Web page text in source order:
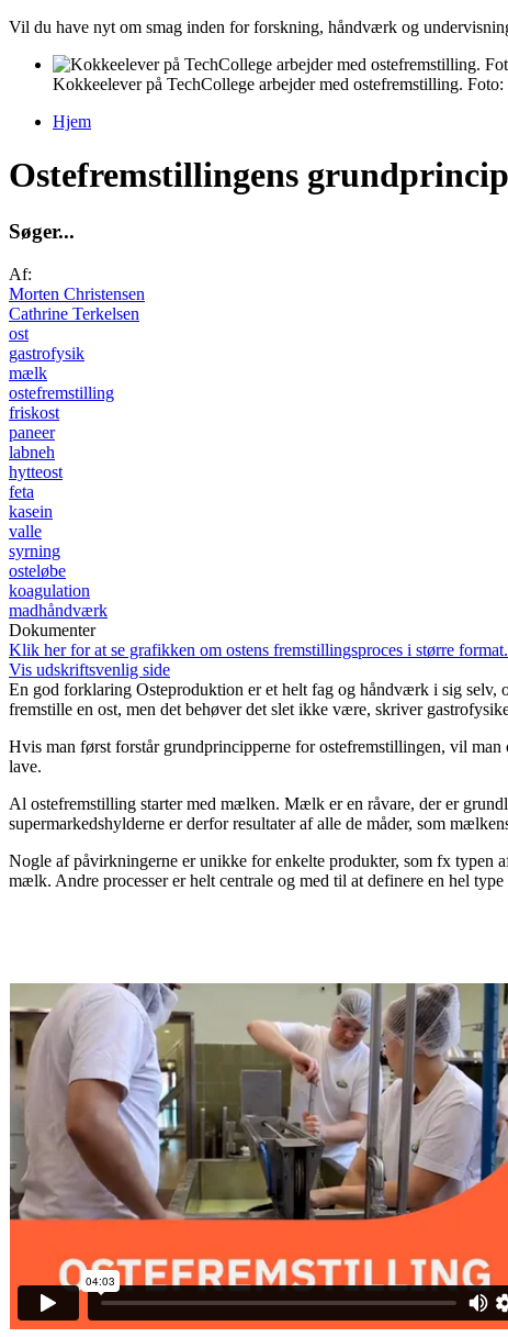
Vil du have nyt om smag inden for forskning, håndværk og
Kokkeelever på TechCollege arbejder med ostefremstilling. Foto:
Hjem
Ostefremstillingens
Søger...
Af:
Morten Christensen
Cathrine Terkelsen
ost
gastrofysik
mælk
ostefremstilling
friskost
paneer
labneh
hytteost
feta
kasein
valle
syrning
osteløbe
koagulation
madhåndværk
Dokumenter
Klik her for at se grafikken om ostens fremstillingsproces i større format.
Vis udskriftsvenlig side
En god forklaring Osteproduktion er et helt fag og håndværk i sig
fremstille en ost, men det behøver det slet ikke være, skriver
Hvis man først forstår grundprincipperne for ostefremstillingen, vil man
lave.
Al ostefremstilling starter med mælken. Mælk er en råvare, der er
supermarkedshylderne er derfor resultater af alle de måder, som
Nogle af påvirkningerne er unikke for enkelte produkter, som fx typen
mælk. Andre processer er helt centrale og med til at definere en hel